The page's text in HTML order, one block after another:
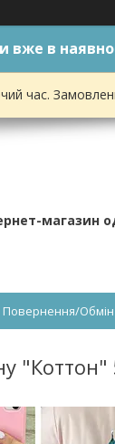
вже в
час.
магазин
Повернення/
"Коттон"